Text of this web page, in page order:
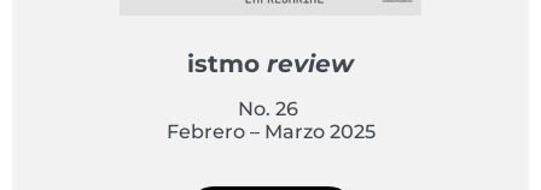
istmo review
No. 26
Febrero – Marzo 2025